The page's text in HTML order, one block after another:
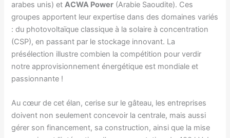
arabes unis) etACWA Power (Arabie Saoudite). Ces
groupes apportent leur expertise dans des domaines variés
: du photovoltaïque classique à la solaire à concentration
(CSP), en passant par le stockage innovant. La
présélection illustre combien la compétition pour verdir
notre approvisionnement énergétique est mondiale et
passionnante !
Au cœur de cet élan, cerise sur le gâteau, les entreprises
doivent non seulement concevoir la centrale, mais aussi
gérer son financement, sa construction, ainsi que la mise